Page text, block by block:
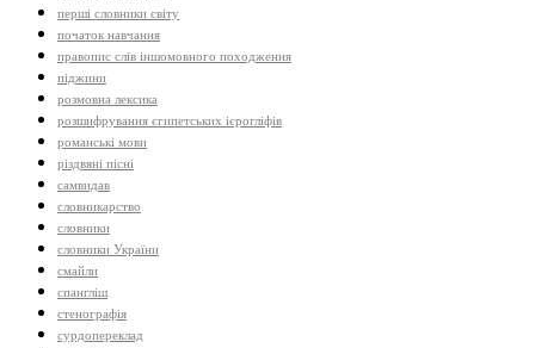
перші словники світу
початок навчання
правопис слів іншомовного походження
піджини
розмовна лексика
розшифрування єгипетських ієрогліфів
романські мови
різдвяні пісні
самвидав
словникарство
словники
словники України
смайли
спангліш
стенографія
сурдопереклад